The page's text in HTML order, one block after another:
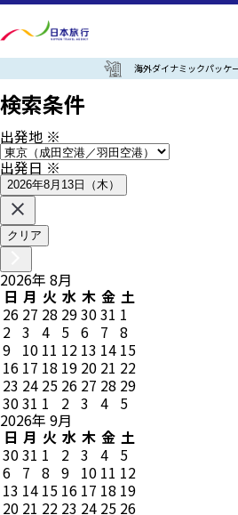
海外ダイナミックパッケ
検索条件
出発地 ※
出発日※
2026年8月13日（木）
クリア
2026年 8月
日 月 火 水 木 金 土
26 27 28 293031 1
2 3 4 5 6 7 8
9 10 11 12 13 14 15
16 17 18 19 20 21 22
23 24 25 26 27 28 29
3031 1 2 3 4 5
2026年 9月
日 月 火 水 木 金 土
3031 1 2 3 4 5
6 7 8 9 10 11 12
13 14 15 16 17 18 19
20 21 22 23 24 25 26